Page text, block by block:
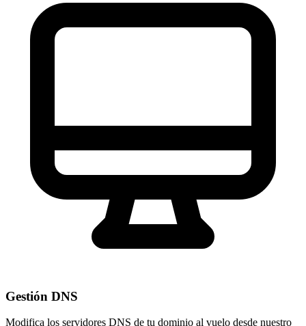
Gestión DNS
Modifica los servidores DNS de tu dominio al vuelo desde nuestro